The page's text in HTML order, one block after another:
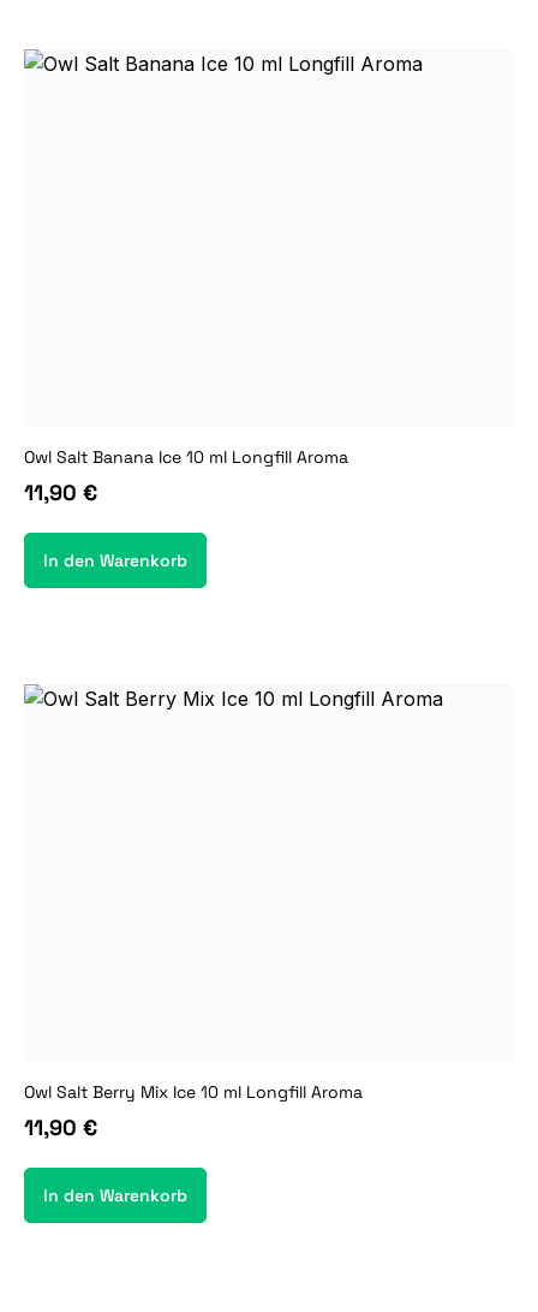
Owl Salt Banana Ice 10 ml Longfill Aroma
11,90 €
In den Warenkorb
Owl Salt Berry Mix Ice 10 ml Longfill Aroma
11,90 €
In den Warenkorb